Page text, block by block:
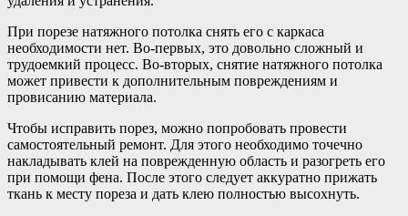
При порезе натяжного потолка снять его с каркаса
необходимости нет. Во-первых, это довольно сложный и
трудоемкий процесс. Во-вторых, снятие натяжного потолка
может привести к дополнительным повреждениям и
провисанию материала.
Чтобы исправить порез, можно попробовать провести
самостоятельный ремонт. Для этого необходимо точечно
накладывать клей на поврежденную область и разогреть его
при помощи фена. После этого следует аккуратно прижать
ткань к месту пореза и дать клею полностью высохнуть.